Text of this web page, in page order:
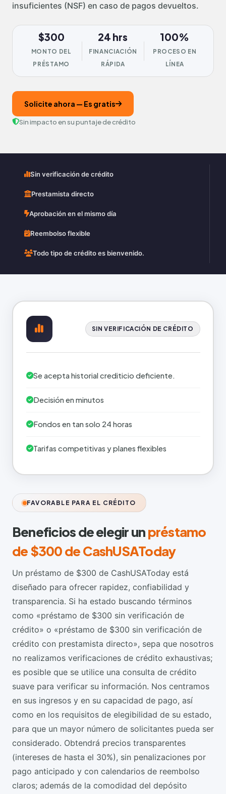
insuficientes (NSF) en caso de pagos devueltos.
$300
MONTO DEL
PRÉSTAMO
24 hrs
FINANCIACIÓN
RÁPIDA
100%
PROCESO EN
LÍNEA
Solicite ahora — Es gratis
Sin impacto en su puntaje de crédito
Sin verificación de crédito
Prestamista directo
Aprobación en el mismo día
Reembolso flexible
Todo tipo de crédito es bienvenido.
SIN VERIFICACIÓN DE CRÉDITO
Se acepta historial crediticio deficiente.
Decisión en minutos
Fondos en tan solo 24 horas
Tarifas competitivas y planes flexibles
FAVORABLE PARA EL CRÉDITO
Beneficios de elegir unpréstamo
de $300 de CashUSAToday
Un préstamo de $300 de CashUSAToday está
diseñado para ofrecer rapidez, confiabilidad y
transparencia. Si ha estado buscando términos
como «préstamo de $300 sin verificación de
crédito» o «préstamo de $300 sin verificación de
crédito con prestamista directo», sepa que nosotros
no realizamos verificaciones de crédito exhaustivas;
es posible que se utilice una consulta de crédito
suave para verificar su información. Nos centramos
en sus ingresos y en su capacidad de pago, así
como en los requisitos de elegibilidad de su estado,
para que un mayor número de solicitantes pueda ser
considerado. Obtendrá precios transparentes
(intereses de hasta el 30%), sin penalizaciones por
pago anticipado y con calendarios de reembolso
claros; además de la comodidad del depósito